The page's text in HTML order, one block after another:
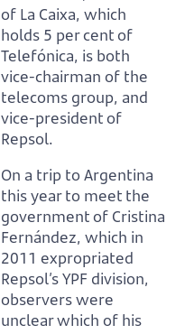
of La Caixa, which
holds 5 per cent of
Telefónica, is both
vice-chairman of the
telecoms group, and
vice-president of
Repsol.
On a trip to Argentina
this year to meet the
government of Cristina
Fernández, which in
2011 expropriated
Repsol’s YPF division,
observers were
unclear which of his